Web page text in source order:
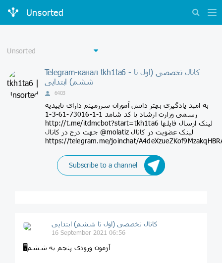
Unsorted
Telegram-канал tkh1ta6 - کانال تخصصی (اول تا
ششم) ابتدایی
6403
به امید یادگیری بهتر دانش آموزان سرزمینم دارای تاییدیه
رسمی وزارت ارشاد با کد شامد 1-1-73016-61-3-1
http://t.me/itdmcbot?start=tkh1ta6 لینک ارسال فایلها
جهت درج در کانال @molatiz لینک عضویت در کانال
https://telegram.me/joinchat/
Subscribe to a channel
کانال تخصصی (اول تا ششم) ابتدایی
16 September 2021 06:56
🖥آزمون ورودی پنجم به ششم‌